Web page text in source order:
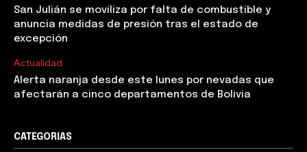
San Julián se moviliza por falta de combustible y
anuncia medidas de presión tras el estado de
excepción
Actualidad
Alerta naranja desde este lunes por nevadas que
afectarán a cinco departamentos de Bolivia
CATEGORIAS